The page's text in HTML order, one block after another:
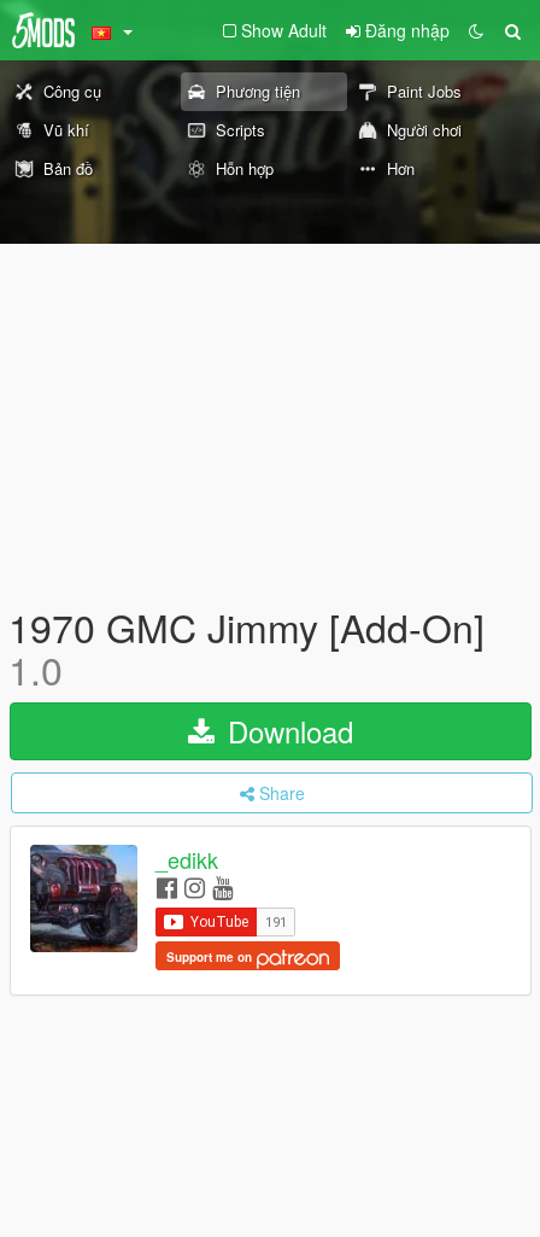
Show Adult Đăng nhập
Công cụ Phương tiện
Paint Jobs
Vũ khí
Scripts
Người chơi
Bản đồ
Hỗn hợp Hơn
1970 GMC Jimmy [Add-On]
1.0
Download
Share
_edikk
Support me on